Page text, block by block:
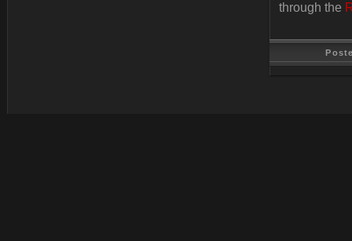
through the